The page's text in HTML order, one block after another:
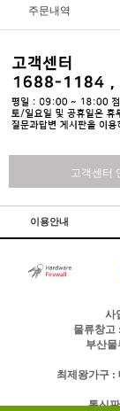
주문내역
고객센터
이용안내
사
물류창고
부산
최제왕가구 :
통신